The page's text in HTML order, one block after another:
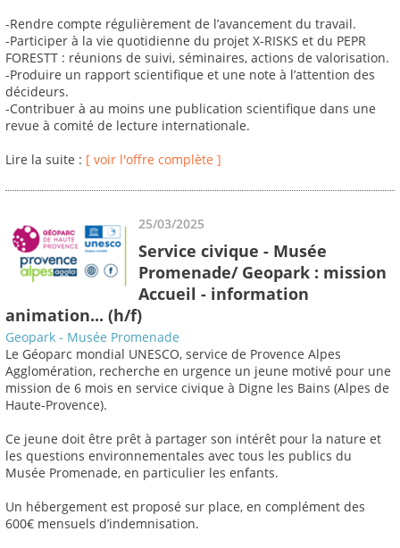
-Rendre compte régulièrement de l’avancement du travail.
-Participer à la vie quotidienne du projet X-RISKS et du PEPR
FORESTT : réunions de suivi, séminaires, actions de valorisation.
-Produire un rapport scientifique et une note à l’attention des
décideurs.
-Contribuer à au moins une publication scientifique dans une
revue à comité de lecture internationale.
Lire la suite : [ voir l'offre complète ]
25/03/2025
Service civique - Musée
Promenade/ Geopark : mission
Accueil - information
animation... (h/f)
Geopark - Musée Promenade
Le Géoparc mondial UNESCO, service de Provence Alpes
Agglomération, recherche en urgence un jeune motivé pour une
mission de 6 mois en service civique à Digne les Bains (Alpes de
Haute-Provence).
Ce jeune doit être prêt à partager son intérêt pour la nature et
les questions environnementales avec tous les publics du
Musée Promenade, en particulier les enfants.
Un hébergement est proposé sur place, en complément des
600€ mensuels d’indemnisation.